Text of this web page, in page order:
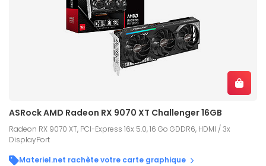
ASRock AMD Radeon RX 9070 XT Challenger 16GB
Radeon RX 9070 XT, PCI-Express 16x 5.0, 16 Go GDDR6, HDMI / 3x
DisplayPort
Materiel.net rachète votre carte graphique